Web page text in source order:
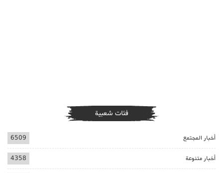
فئات شعبية
أخبار المجتمع 6509
أخبار متنوعة 4358